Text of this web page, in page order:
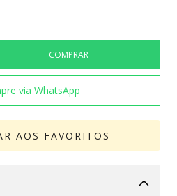
via WhatsApp
AOS FAVORITOS